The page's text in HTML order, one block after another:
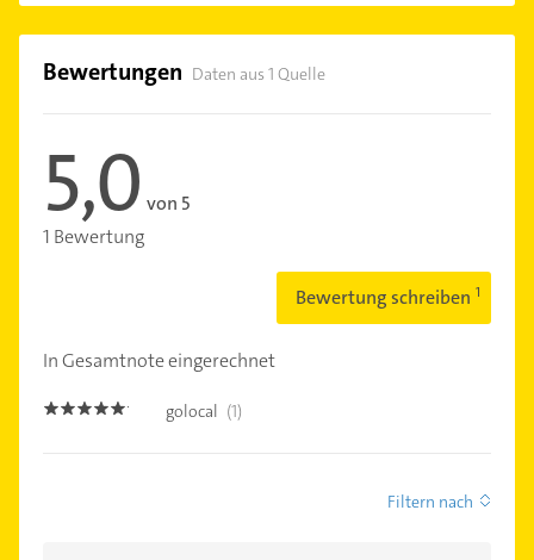
Bewertungen Daten aus 1 Quelle
5,0 von 5
1 Bewertung
Bewertung schreiben
In Gesamtnote eingerechnet
5.0 golocal (1)
Filtern nach